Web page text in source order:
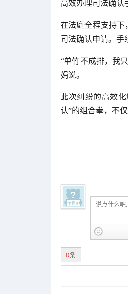
高效办理司法确认
在法庭全程支持下
司法确认申请。手
“单竹不成排，我
娟说。
此次纠纷的高效
认”的组合拳，不
0条